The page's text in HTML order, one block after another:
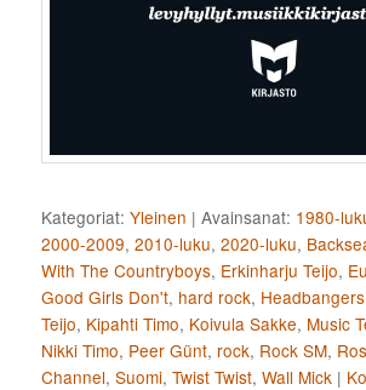
Kategoriat: Yleinen |Avainsanat: 1980-
2000-2009,2010-luku,2020-luku,
With The Countryboys, Erkinharju Teijo,
Good Girls Don't, hard rock,
Teijo, Kipahti Timo, Koivula Sakke, Music
Nikki Timo, Peer Günt, rock, Rock SM,
Channel,Suomi,Twist Twist,Wall Mick |